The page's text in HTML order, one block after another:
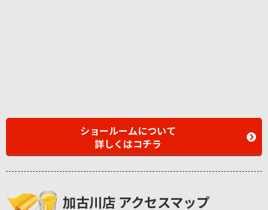
ショールームについて
詳しくはコチラ
加古川店 アクセスマップ